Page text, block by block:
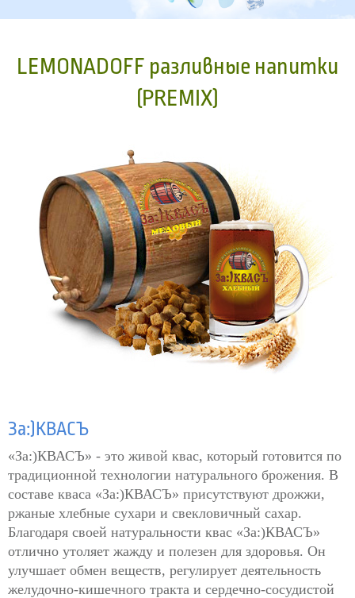
LEMONADOFF разливные напитки
(PREMIX)
За:)КВАСЪ
«За:)КВАСЪ» - это живой квас, который готовится по
традиционной технологии натурального брожения. В
составе кваса «За:)КВАСЪ» присутствуют дрожжи,
ржаные хлебные сухари и свекловичный сахар.
Благодаря своей натуральности квас «За:)КВАСЪ»
отлично утоляет жажду и полезен для здоровья. Он
улучшает обмен веществ, регулирует деятельность
желудочно-кишечного тракта и сердечно-сосудистой